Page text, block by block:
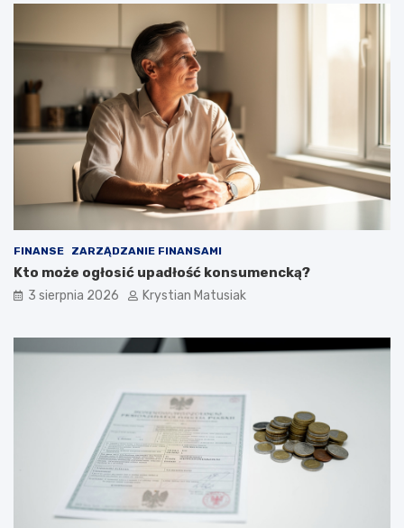
FINANSE ZARZĄDZANIE FINANSAMI
Kto może ogłosić upadłość konsumencką?
3 sierpnia 2026 Krystian Matusiak